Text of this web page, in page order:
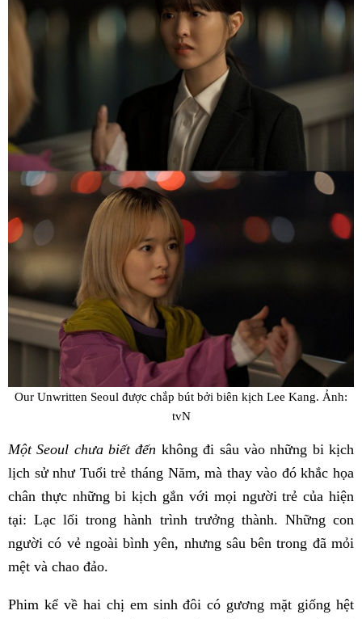
Our Unwritten Seoul được chắp bút bởi biên kịch Lee Kang. Ảnh:
tvN
Một Seoul chưa biết đến không đi sâu vào những bi kịch
lịch sử như Tuổi trẻ tháng Năm, mà thay vào đó khắc họa
chân thực những bi kịch gắn với mọi người trẻ của hiện
tại: Lạc lối trong hành trình trưởng thành. Những con
người có vẻ ngoài bình yên, nhưng sâu bên trong đã mỏi
mệt và chao đảo.
Phim kể về hai chị em sinh đôi có gương mặt giống hệt